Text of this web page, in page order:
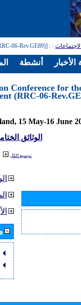
:
: [Regional Radiocommunication Conference for the Revision of the GE89 Agreement (RRC-06-Rev.GE89)]
Conference for
(RRC-06-
الوثائق
توسيع الكل
أنشطة